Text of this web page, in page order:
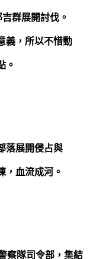
群展開討伐。
義，所以不惜動
。
落展開侵占與
，血流成河。
察隊司令部，集結